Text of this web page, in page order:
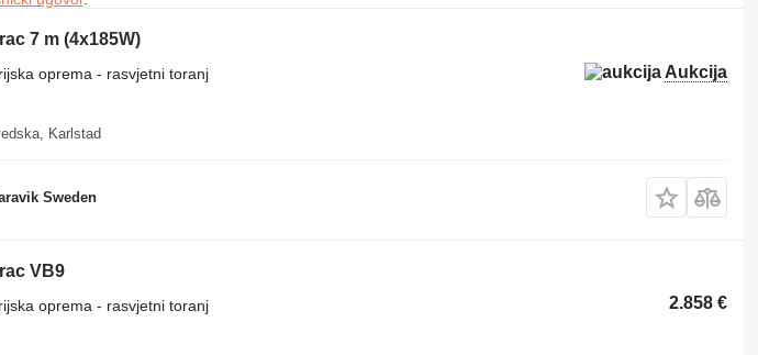
7 m (4x185W)
Aukcija
oprema - rasvjetni toranj
Karlstad
Sweden
VB9
2.858 €
oprema - rasvjetni toranj